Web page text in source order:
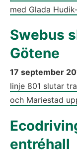
med Glada
Swebus
Götene
17 september
linje 801 slutar
och Mariestad
entréhall